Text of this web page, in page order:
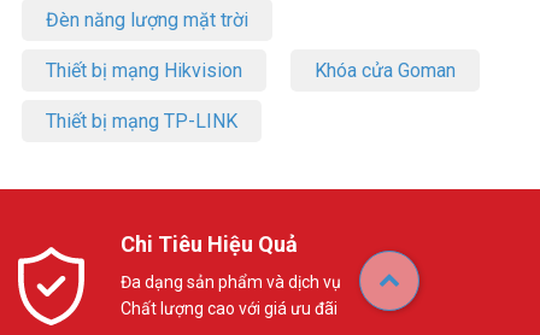
Đèn năng lượng mặt trời
Thiết bị mạng Hikvision Khóa cửa Goman
Thiết bị mạng TP-LINK
Chi Tiêu Hiệu Quả
Đa dạng sản phẩm và dịch vụ
Chất lượng cao với giá ưu đãi